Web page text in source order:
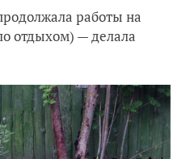
работы на
отдыхом) — делала